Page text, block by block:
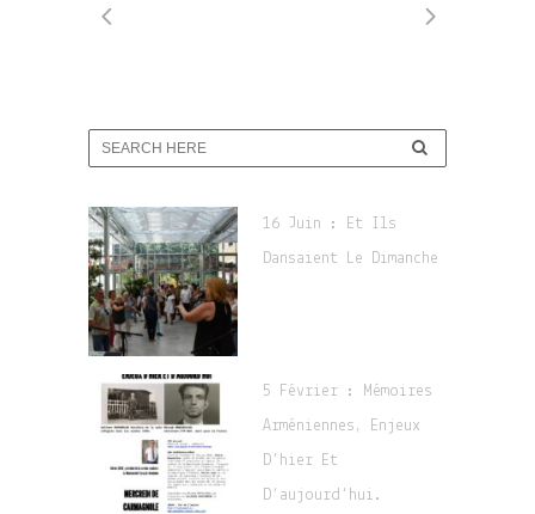
16 Juin : Et Ils
Dansaient Le Dimanche
5 Février : Mémoires
Arméniennes, Enjeux
D’hier Et
D’aujourd’hui.